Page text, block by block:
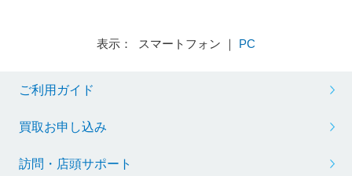
表示： スマートフォン ｜ PC
ご利用ガイド
買取お申し込み
訪問・店頭サポート